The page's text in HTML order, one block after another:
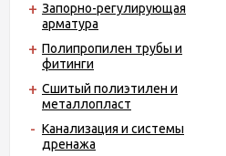
Запорно-регулирующая
арматура
Полипропилен трубы и
фитинги
Сшитый полиэтилен и
металлопласт
Канализация и системы
дренажа